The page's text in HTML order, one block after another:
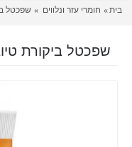
בית חומרי עזר ונלווים שפכטל
שפכטל ביקורת